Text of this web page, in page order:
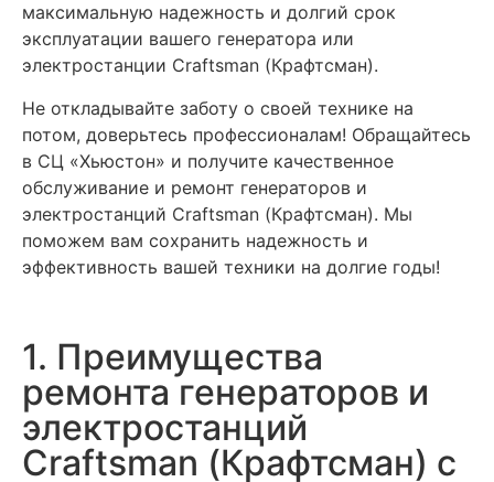
максимальную надежность и долгий срок
эксплуатации вашего генератора или
электростанции Craftsman (Крафтсман).
Не откладывайте заботу о своей технике на
потом, доверьтесь профессионалам! Обращайтесь
в СЦ «Хьюстон» и получите качественное
обслуживание и ремонт генераторов и
электростанций Craftsman (Крафтсман). Мы
поможем вам сохранить надежность и
эффективность вашей техники на долгие годы!
1. Преимущества
ремонта генераторов и
электростанций
Craftsman (Крафтсман) с